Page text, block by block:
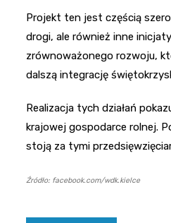
Projekt ten jest częścią
drogi, ale również inne
zrównoważonego rozwoju,
dalszą integrację
Realizacja tych działań
krajowej gospodarce rolnej.
stoją za tymi
Źródło: facebook.com/wdk.kielce